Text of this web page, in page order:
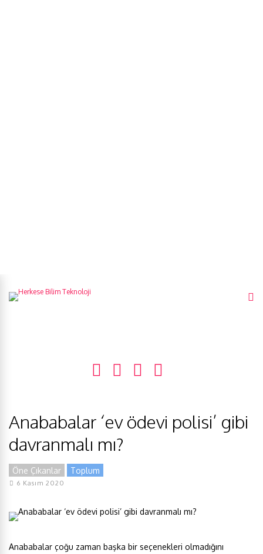
Anababalar ‘ev ödevi polisi’ gibi
davranmalı mı?
Öne Çıkanlar Toplum
6 Kasım 2020
Anababalar çoğu zaman başka bir seçenekleri olmadığını